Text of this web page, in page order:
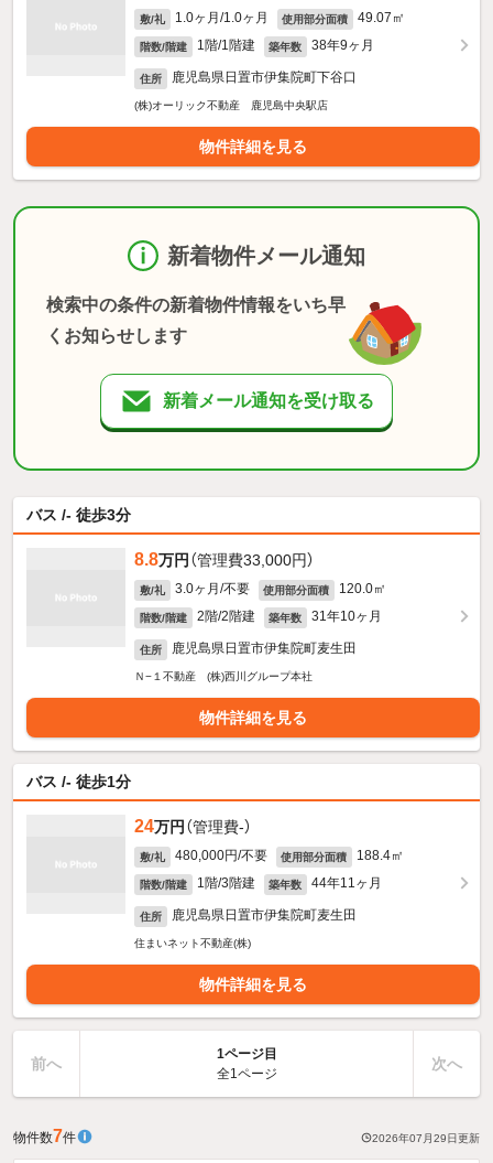
敷/礼 1.0ヶ月/1.0ヶ月 使用部分面積 49.07㎡
階数/階建 1階/1階建 築年数 38年9ヶ月
住所 鹿児島県日置市伊集院町下谷口
(株)オーリック不動産 鹿児島中央駅店
物件詳細を見る
新着物件メール通知
検索中の条件の新着物件情報をいち早
くお知らせします
新着メール通知を受け取る
バス /- 徒歩3分
8.8万円 （管理費33,000円）
敷/礼 3.0ヶ月/不要 使用部分面積 120.0㎡
階数/階建 2階/2階建 築年数 31年10ヶ月
住所 鹿児島県日置市伊集院町麦生田
Ｎ−１不動産 (株)西川グループ本社
物件詳細を見る
バス /- 徒歩1分
24万円 （管理費-）
敷/礼 480,000円/不要 使用部分面積 188.4㎡
階数/階建 1階/3階建 築年数 44年11ヶ月
住所 鹿児島県日置市伊集院町麦生田
住まいネット不動産(株)
物件詳細を見る
前へ
1ページ目
全1ページ
次へ
物件数7件 2026年07月29日更新